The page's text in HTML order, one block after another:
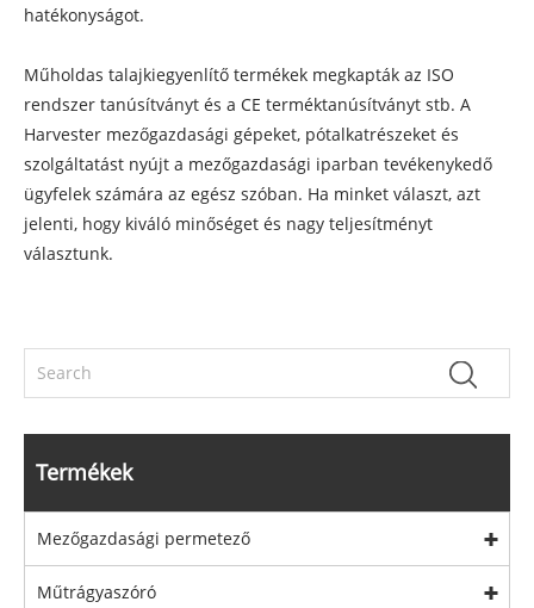
hatékonyságot.
Műholdas talajkiegyenlítő termékek megkapták az ISO
rendszer tanúsítványt és a CE terméktanúsítványt stb. A
Harvester mezőgazdasági gépeket, pótalkatrészeket és
szolgáltatást nyújt a mezőgazdasági iparban tevékenykedő
ügyfelek számára az egész szóban. Ha minket választ, azt
jelenti, hogy kiváló minőséget és nagy teljesítményt
választunk.
Termékek
Mezőgazdasági permetező
Műtrágyaszóró